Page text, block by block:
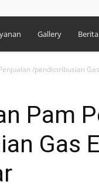
Gallery Berita
/pendistribusian
Pam
Gas